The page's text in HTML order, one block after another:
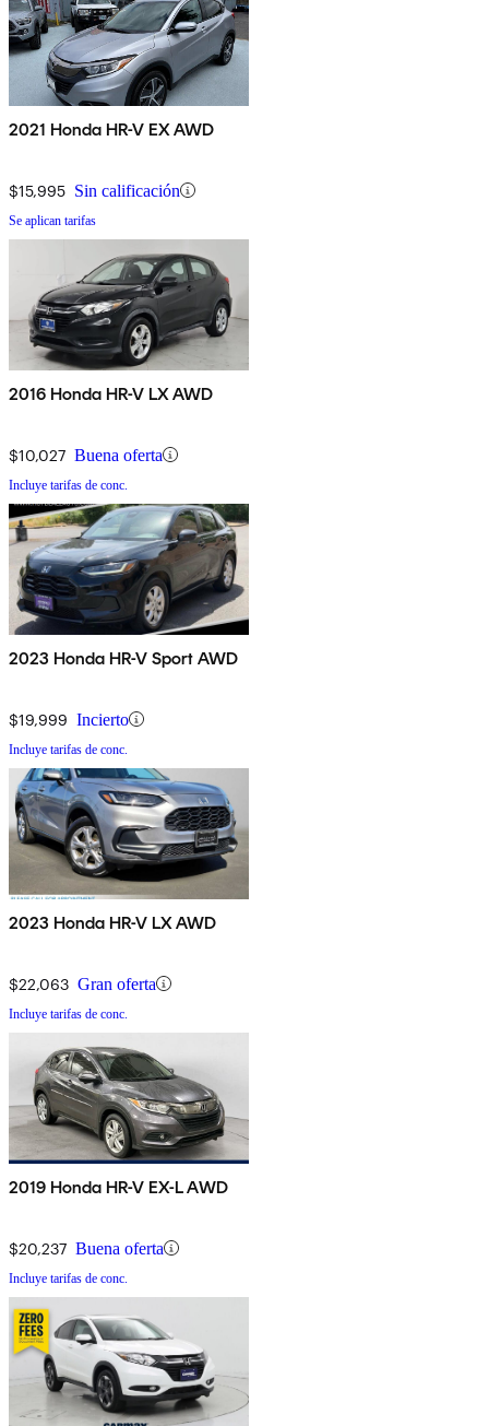
2021 Honda HR-V EX AWD
$15,995 Sin calificación
Se aplican tarifas
2016 Honda HR-V LX AWD
$10,027 Buena oferta
Incluye tarifas de conc.
2023 Honda HR-V Sport AWD
$19,999 Incierto
Incluye tarifas de conc.
2023 Honda HR-V LX AWD
$22,063 Gran oferta
Incluye tarifas de conc.
2019 Honda HR-V EX-L AWD
$20,237 Buena oferta
Incluye tarifas de conc.